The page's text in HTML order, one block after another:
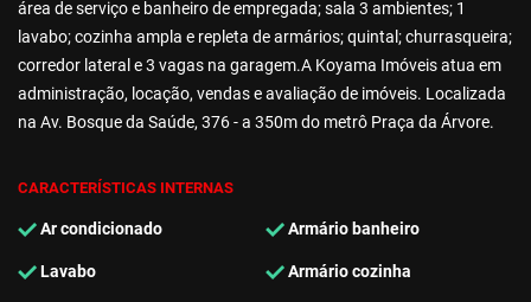
área de serviço e banheiro de empregada; sala 3 ambientes; 1
lavabo; cozinha ampla e repleta de armários; quintal; churrasqueira;
corredor lateral e 3 vagas na garagem.A Koyama Imóveis atua em
administração, locação, vendas e avaliação de imóveis. Localizada
na Av. Bosque da Saúde, 376 - a 350m do metrô Praça da Árvore.
CARACTERÍSTICAS INTERNAS
Ar condicionado Armário banheiro
Lavabo Armário cozinha